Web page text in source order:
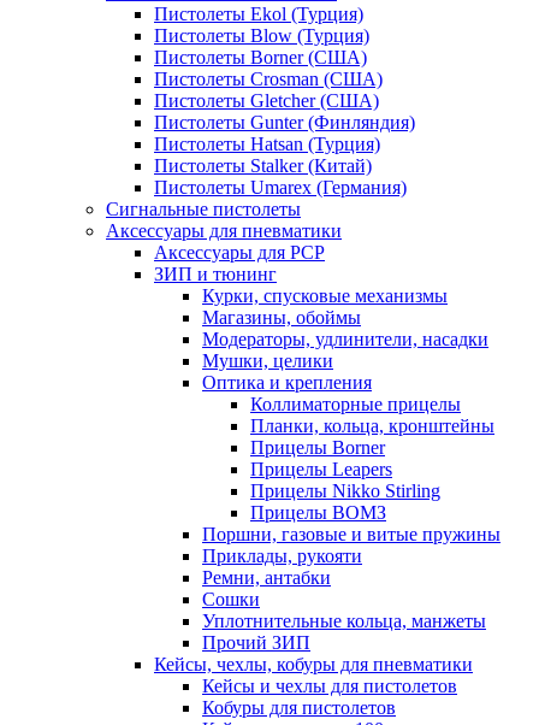
Пистолеты Ekol (Турция)
Пистолеты Blow (Турция)
Пистолеты Borner (США)
Пистолеты Crosman (США)
Пистолеты Gletcher (США)
Пистолеты Gunter (Финляндия)
Пистолеты Hatsan (Турция)
Пистолеты Stalker (Китай)
Пистолеты Umarex (Германия)
Сигнальные пистолеты
Аксессуары для пневматики
Аксессуары для PCP
ЗИП и тюнинг
Курки, спусковые механизмы
Магазины, обоймы
Модераторы, удлинители, насадки
Мушки, целики
Оптика и крепления
Коллиматорные прицелы
Планки, кольца, кронштейны
Прицелы Borner
Прицелы Leapers
Прицелы Nikko Stirling
Прицелы ВОМЗ
Поршни, газовые и витые пружины
Приклады, рукояти
Ремни, антабки
Сошки
Уплотнительные кольца, манжеты
Прочий ЗИП
Кейсы, чехлы, кобуры для пневматики
Кейсы и чехлы для пистолетов
Кобуры для пистолетов